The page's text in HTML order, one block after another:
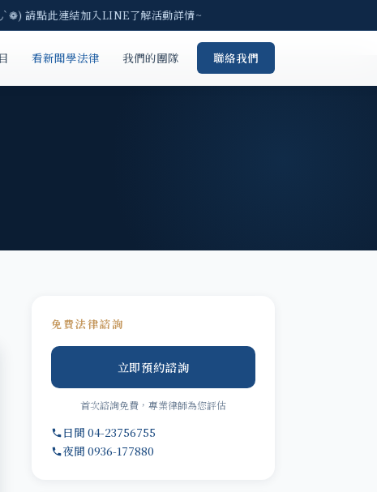
點此連結加入LINE了解活動詳情~
看新聞學法律 我們的團隊 聯絡我們
免費法律諮詢
立即預約諮詢
首次諮詢免費，專業律師為您評估
日間 04-23756755
夜間 0936-177880